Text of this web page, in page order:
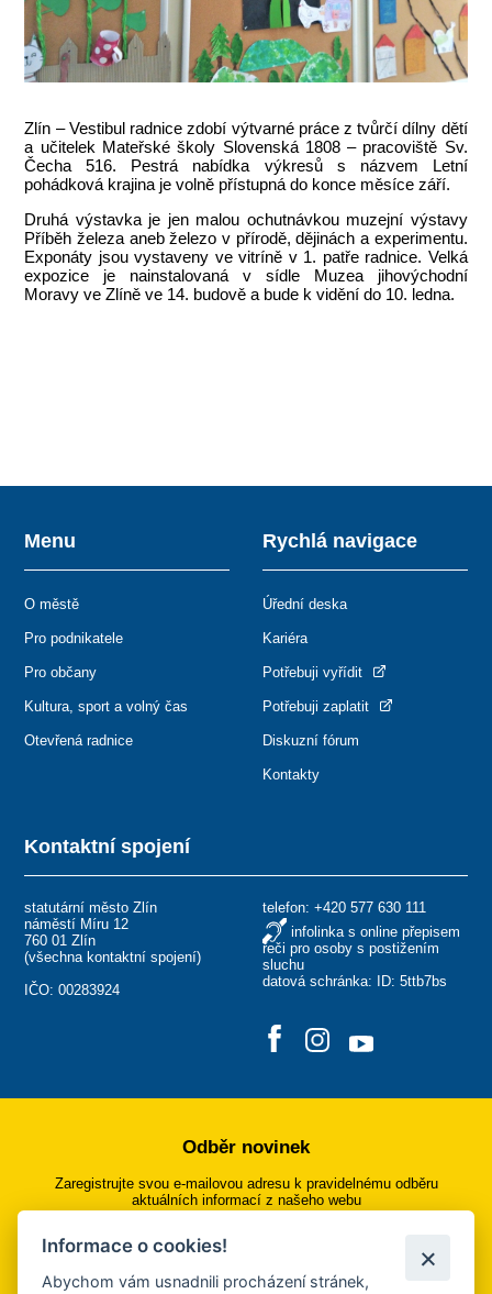
Zlín – Vestibul radnice zdobí výtvarné práce z tvůrčí dílny dětí
a učitelek Mateřské školy Slovenská 1808 – pracoviště Sv.
Čecha 516. Pestrá nabídka výkresů s názvem Letní
pohádková krajina je volně přístupná do konce měsíce září.
Druhá výstavka je jen malou ochutnávkou muzejní výstavy
Příběh železa aneb železo v přírodě, dějinách a experimentu.
Exponáty jsou vystaveny ve vitríně v 1. patře radnice. Velká
expozice je nainstalovaná v sídle Muzea jihovýchodní
Moravy ve Zlíně ve 14. budově a bude k vidění do 10. ledna.
Kontaktní spojení
statutární město Zlín
náměstí Míru 12
760 01 Zlín
(všechna kontaktní spojení)
IČO: 00283924
telefon: +420 577 630 111
infolinka s online přepisem
řeči pro osoby s postižením
sluchu
datová schránka: ID: 5ttb7bs
Menu
O městě
Pro podnikatele
Pro občany
Kultura, sport a volný čas
Otevřená radnice
Rychlá navigace
Úřední deska
Kariéra
Potřebuji vyřídit
Potřebuji zaplatit
Diskuzní fórum
Kontakty
Odběr novinek
Zaregistrujte svou e-mailovou adresu k pravidelnému odběru
aktuálních informací z našeho webu
Přihlásit se k odběru
Informace o cookies!
Abychom vám usnadnili procházení stránek,